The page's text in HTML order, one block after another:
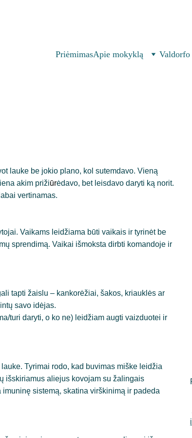
PriėmimasApie mokyklą Valdorfo
lauke be jokio plano, kol sutemdavo. Vieną
akim prižiūrėdavo, bet leisdavo daryti ką norit.
vertinamas.
Vaikams leidžiama būti vaikais ir tyrinėt be
sprendimą. Vaikai išmoksta dirbti komandoje ir
tapti žaislu – kankorėžiai, šakos, kriauklės ar
savo idėjas.
turi daryti, o ko ne) leidžiam augti vaizduotei ir
Tyrimai rodo, kad buvimas miške leidžia
išskiriamus aliejus kovojam su žalingais
sistemą, skatina virškinimą ir padeda